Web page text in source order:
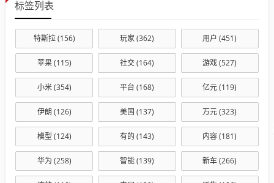
标签列表
特斯拉(156) 玩家(362) 用户 (451)
苹果(115) 社交(164) 游戏(527)
小米(354) 平台 (168) 亿元(119)
伊朗 (126) 美国 (137) 万元(323)
模型 (124) 有的 (143) 内容(181)
华为 (258) 智能(139) 新车(266)